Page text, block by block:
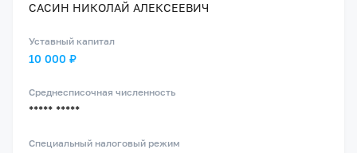
САСИН НИКОЛАЙ АЛЕКСЕЕВИЧ
Уставный капитал
10 000 ₽
Среднесписочная численность
***** *****
Специальный налоговый режим